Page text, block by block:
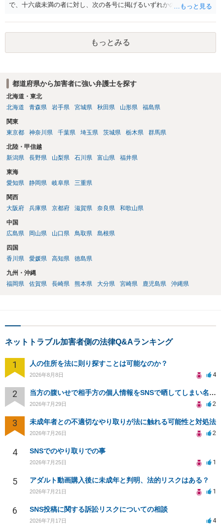
で、十六歳未満の者に対し、次の各号に掲げるいずれかの行為をした
が生まれた日より五年以上前の日に生まれた者に限る。）は、一年以
下の拘禁刑又は五十万円以下の罰金に処する。 一 威迫し、偽計を用
い又は誘惑して面会を要求すること。 二 拒まれたにもかかわらず、
反復して面会を要求すること。 三 金銭その他の利益を供与し、又は
二年以下の拘禁刑又は百万円以下の罰金に処する。
もっとみる
都道府県から加害者に強い弁護士を探す
北海道・東北
北海道
青森県 岩手県 宮城県 秋田県 山形県 福島県
関東
東京都
神奈川県 千葉県 埼玉県 茨城県 栃木県 群馬県
北陸・甲信越
新潟県
長野県 山梨県 石川県 富山県 福井県
東海
愛知県
静岡県 岐阜県 三重県
関西
大阪府
兵庫県 京都府 滋賀県 奈良県 和歌山県
中国
広島県
岡山県 山口県 鳥取県 島根県
四国
香川県
愛媛県 高知県 徳島県
九州・沖縄
福岡県
佐賀県 長崎県 熊本県 大分県 宮崎県 鹿児島県 沖縄県
ネットトラブル加害者側の法律Q&Aランキング
1 人の住所を法に則り探すことは可能なのか？
2026年8月8日 4
2 当方の腹いせで相手方の個人情報をSNSで晒してしまい名誉毀損させてしまったかもしれない
2026年7月29日 2
3 未成年者との不適切なやり取りが法に触れる可能性と対処法
2026年7月26日 2
4 SNSでのやり取りでの事
2026年7月25日 1
5 アダルト動画購入後に未成年と判明、法的リスクはある？
2026年7月21日 1
6 SNS投稿に関する訴訟リスクについての相談
2026年7月17日 4